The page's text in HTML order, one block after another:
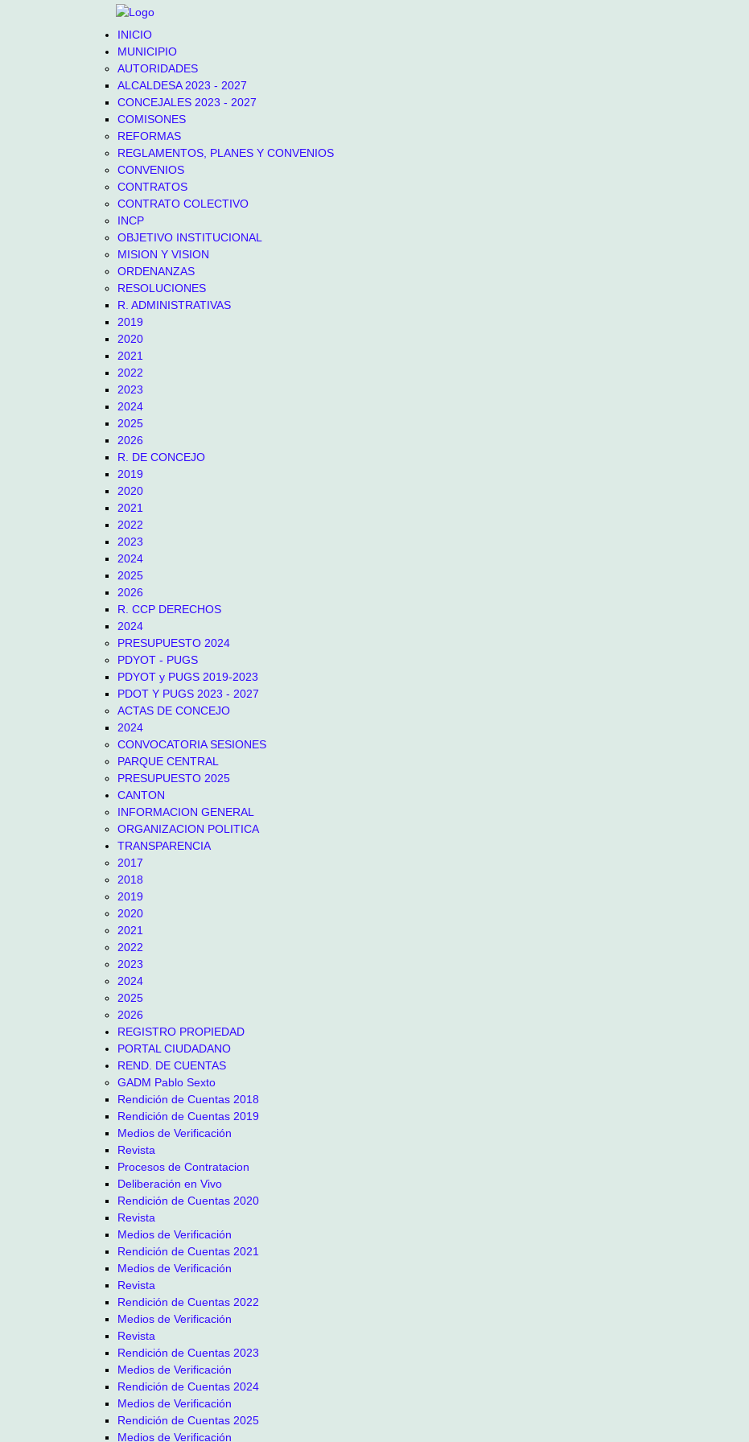
INICIO
MUNICIPIO
AUTORIDADES
ALCALDESA 2023 - 2027
CONCEJALES 2023 - 2027
COMISONES
REFORMAS
REGLAMENTOS, PLANES Y CONVENIOS
CONVENIOS
CONTRATOS
CONTRATO COLECTIVO
INCP
OBJETIVO INSTITUCIONAL
MISION Y VISION
ORDENANZAS
RESOLUCIONES
R. ADMINISTRATIVAS
2019
2020
2021
2022
2023
2024
2025
2026
R. DE CONCEJO
2019
2020
2021
2022
2023
2024
2025
2026
R. CCP DERECHOS
2024
PRESUPUESTO 2024
PDYOT - PUGS
PDYOT y PUGS 2019-2023
PDOT Y PUGS 2023 - 2027
ACTAS DE CONCEJO
2024
CONVOCATORIA SESIONES
PARQUE CENTRAL
PRESUPUESTO 2025
CANTON
INFORMACION GENERAL
ORGANIZACION POLITICA
TRANSPARENCIA
2017
2018
2019
2020
2021
2022
2023
2024
2025
2026
REGISTRO PROPIEDAD
PORTAL CIUDADANO
REND. DE CUENTAS
GADM Pablo Sexto
Rendición de Cuentas 2018
Rendición de Cuentas 2019
Medios de Verificación
Revista
Procesos de Contratacion
Deliberación en Vivo
Rendición de Cuentas 2020
Revista
Medios de Verificación
Rendición de Cuentas 2021
Medios de Verificación
Revista
Rendición de Cuentas 2022
Medios de Verificación
Revista
Rendición de Cuentas 2023
Medios de Verificación
Rendición de Cuentas 2024
Medios de Verificación
Rendición de Cuentas 2025
Medios de Verificación